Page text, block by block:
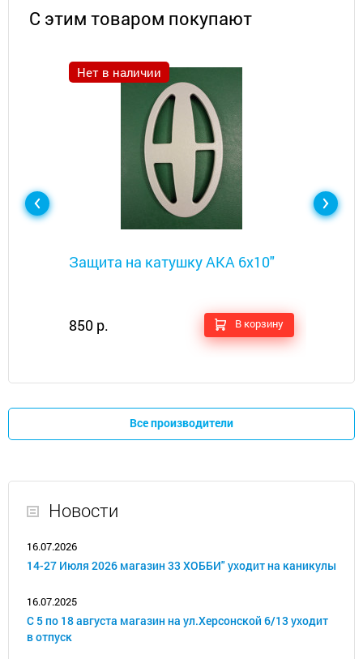
С этим товаром покупают
Нет в наличии
Защита на катушку АКА 6x10"
850 р. В корзину
Все производители
Новости
16.07.2026
14-27 Июля 2026 магазин 33 ХОББИ" уходит на каникулы
16.07.2025
С 5 по 18 августа магазин на ул.Херсонской 6/13 уходит
в отпуск